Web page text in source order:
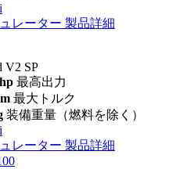
i
レーター 製品詳細
V2 SP
最高出力
最大トルク
装備重量（燃料を除く）
i
レーター 製品詳細